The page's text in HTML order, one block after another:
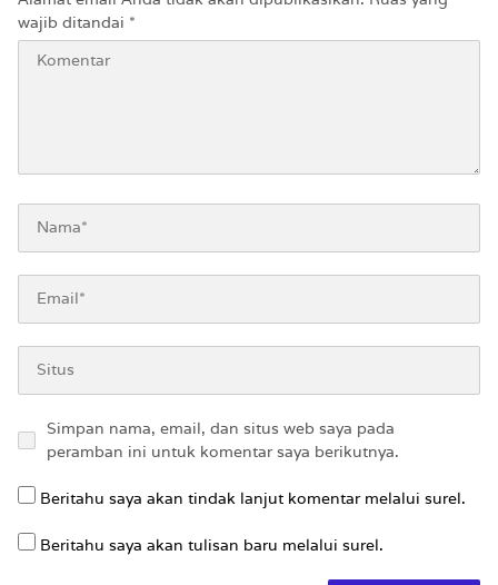
wajib ditandai *
Simpan nama, email, dan situs web saya pada
peramban ini untuk komentar saya berikutnya.
Beritahu saya akan tindak lanjut komentar melalui surel.
Beritahu saya akan tulisan baru melalui surel.